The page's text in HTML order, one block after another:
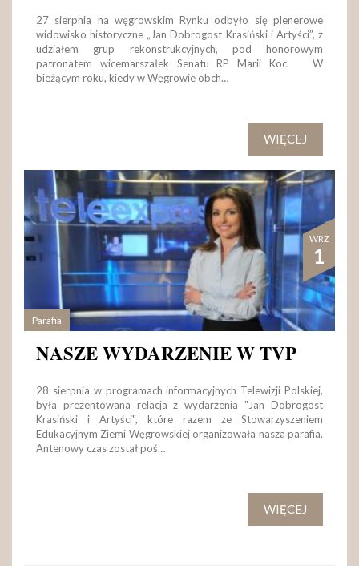
27 sierpnia na węgrowskim Rynku odbyło się plenerowe
widowisko historyczne „Jan Dobrogost Krasiński i Artyści”, z
udziałem grup rekonstrukcyjnych, pod honorowym
patronatem wicemarszałek Senatu RP Marii Koc. W
bieżącym roku, kiedy w Węgrowie obch…
WIĘCEJ
WRZ
1
Parafia
NASZE WYDARZENIE W TVP
28 sierpnia w programach informacyjnych Telewizji Polskiej,
była prezentowana relacja z wydarzenia "Jan Dobrogost
Krasiński i Artyści", które razem ze Stowarzyszeniem
Edukacyjnym Ziemi Węgrowskiej organizowała nasza parafia.
Antenowy czas został poś…
WIĘCEJ